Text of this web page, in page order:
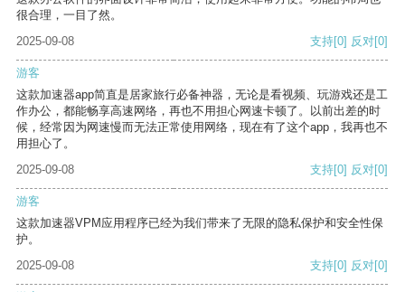
很合理，一目了然。
2025-09-08
支持[0] 反对[0]
游客
这款加速器app简直是居家旅行必备神器，无论是看视频、玩游戏还是工
作办公，都能畅享高速网络，再也不用担心网速卡顿了。以前出差的时
候，经常因为网速慢而无法正常使用网络，现在有了这个app，我再也不
用担心了。
2025-09-08
支持[0] 反对[0]
游客
这款加速器VPM应用程序已经为我们带来了无限的隐私保护和安全性保
护。
2025-09-08
支持[0] 反对[0]